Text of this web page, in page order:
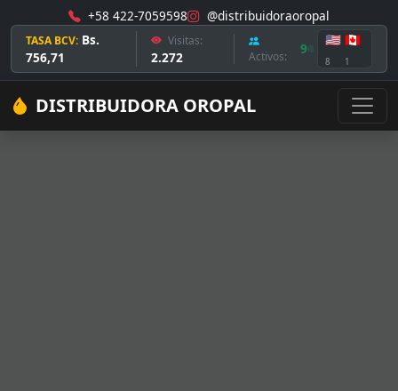
+58 422-7059598 @distribuidoraoropal
TASA BCV: Bs.
756,71
Visitas:
2.272 Activos: 9
🇺🇸
8
🇨🇦
1
DISTRIBUIDORA OROPAL